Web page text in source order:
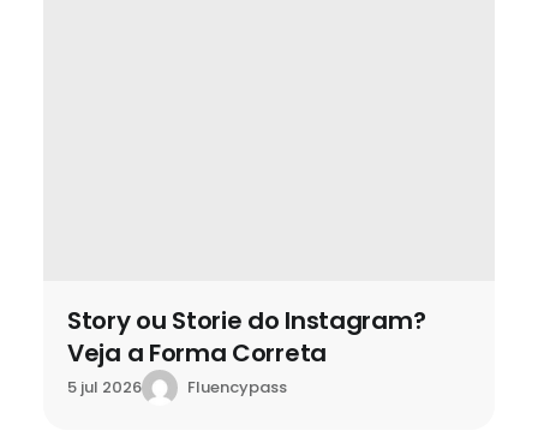
Story ou Storie do Instagram?
Veja a Forma Correta
5 jul 2026 Fluencypass